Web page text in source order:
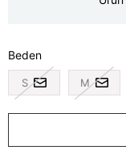
Beden
S M